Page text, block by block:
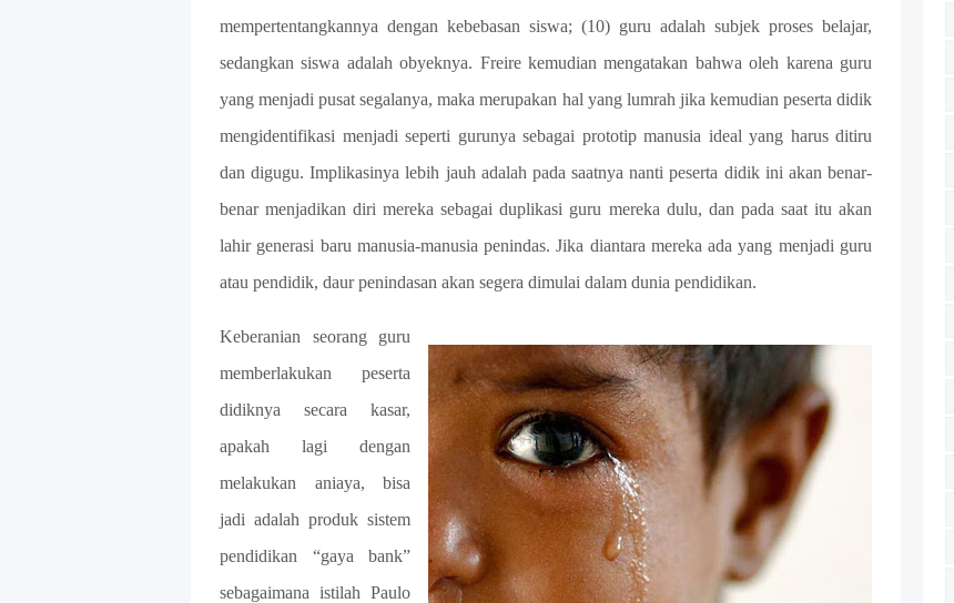
mempertentangkannya dengan kebebasan siswa; (10) guru adalah subjek proses belajar,
sedangkan siswa adalah obyeknya. Freire kemudian mengatakan bahwa oleh karena guru
yang menjadi pusat segalanya, maka merupakan hal yang lumrah jika kemudian peserta didik
mengidentifikasi menjadi seperti gurunya sebagai prototip manusia ideal yang harus ditiru
dan digugu. Implikasinya lebih jauh adalah pada saatnya nanti peserta didik ini akan benar-
benar menjadikan diri mereka sebagai duplikasi guru mereka dulu, dan pada saat itu akan
lahir generasi baru manusia-manusia penindas. Jika diantara mereka ada yang menjadi guru
atau pendidik, daur penindasan akan segera dimulai dalam dunia pendidikan.
Keberanian seorang guru
memberlakukan peserta
didiknya secara kasar,
apakah lagi dengan
melakukan aniaya, bisa
jadi adalah produk sistem
pendidikan “gaya bank”
sebagaimana istilah Paulo